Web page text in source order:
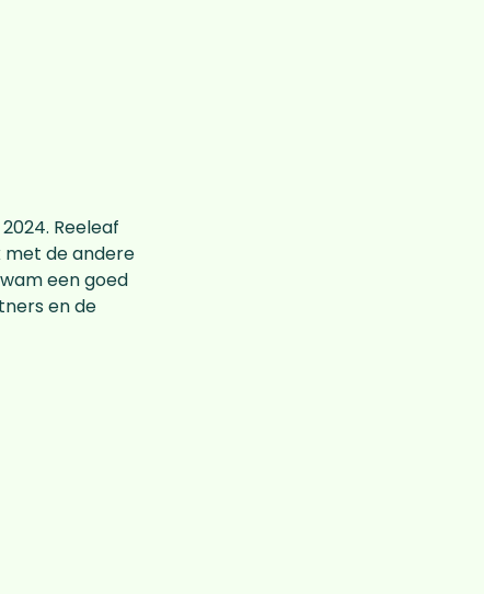
Reeleaf
met de andere
een goed
en de